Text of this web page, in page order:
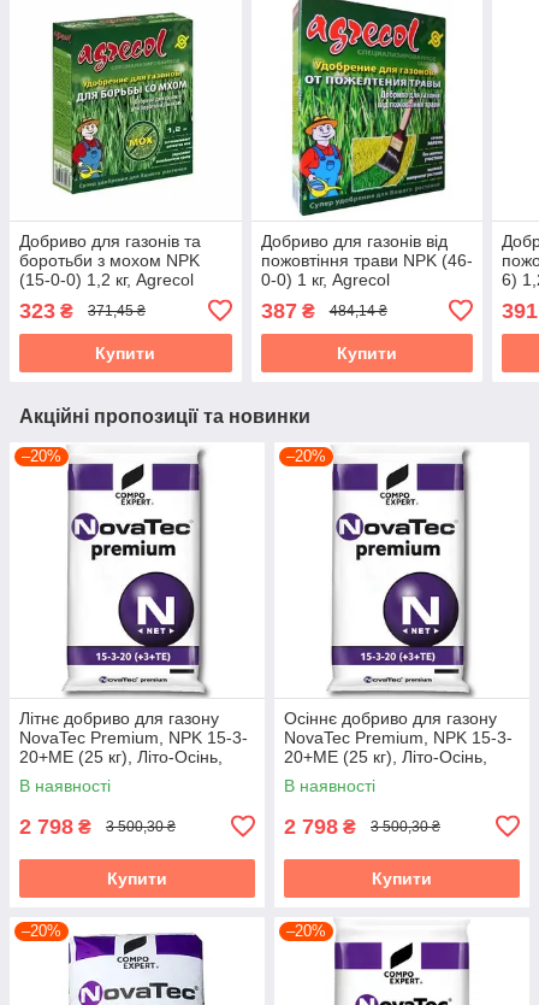
Добриво для газонів та
боротьби з мохом NPK
(15-0-0) 1,2 кг, Agrecol
323 ₴ 371,45 ₴
Купити
Добриво для газонів від
пожовтіння трави NPK (46-
0-0) 1 кг, Agrecol
387₴ 484,14 ₴
Купити
6)
391
Акційні пропозиції та новинки
–20%
Літнє добриво для газону
NovaTec Premium, NPK 15-3-
20+МЕ (25 кг), Літо-Осінь,
COMPO EXPERT, Німеччина
В наявності
2 798 ₴ 3 500,30 ₴
Купити
–20%
Осіннє добриво для газону
NovaTec Premium, NPK 15-3-
20+МЕ (25 кг), Літо-Осінь,
COMPO EXPERT, Німеччина
В наявності
2 798 ₴ 3 500,30 ₴
Купити
–20% –20%